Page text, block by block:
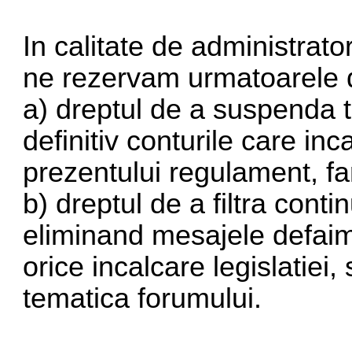
In calitate de
ne rezervam urmatoarele
a) dreptul de a suspenda
definitiv conturile care
prezentului regulament,
b) dreptul de a filtra
eliminand mesajele
orice incalcare legislatiei,
tematica forumului.